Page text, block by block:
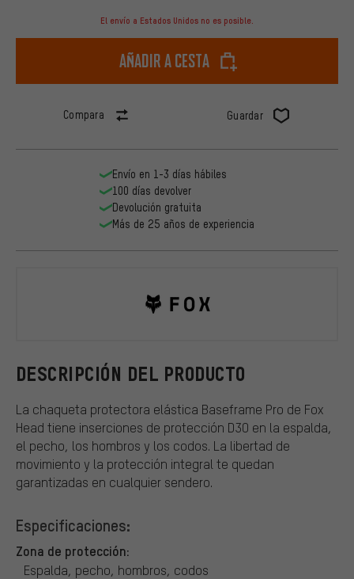
El envío a Estados Unidos no es posible.
Añadir a cesta
Compara Guardar
DESCRIPCIÓN DEL PRODUCTO
La chaqueta protectora elástica Baseframe Pro de Fox
Head tiene inserciones de protección D3O en la espalda,
el pecho, los hombros y los codos. La libertad de
movimiento y la protección integral te quedan
garantizadas en cualquier sendero.
Especificaciones:
Zona de protección:
Espalda, pecho, hombros, codos
Envío en 1-3 días hábiles
100 días devolver
Devolución gratuita
Más de 25 años de experiencia